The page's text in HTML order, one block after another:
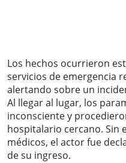
Los hechos ocurrieron
servicios de emergencia
alertando sobre un
Al llegar al lugar, los
inconsciente y
hospitalario cercano. Sin
médicos, el actor fue
de su ingreso.